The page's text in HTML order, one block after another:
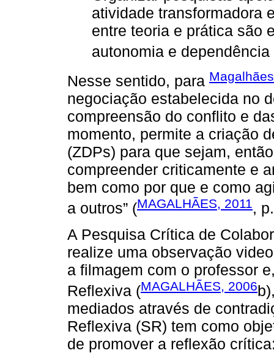
atividade transformadora
entre teoria e prática são
autonomia e dependência
Nesse sentido, para
negociação estabelecida no
compreensão do conflito e
momento, permite a criação
(ZDPs) para que sejam,
compreender criticamente e
bem como por que e como
a outros” (MAGALHÃES, 2011,
A Pesquisa Crítica de
realize uma observação
a filmagem com o professor
Reflexiva (MAGALHÃES, 2006
mediados através de
Reflexiva (SR) tem como
de promover a reflexão